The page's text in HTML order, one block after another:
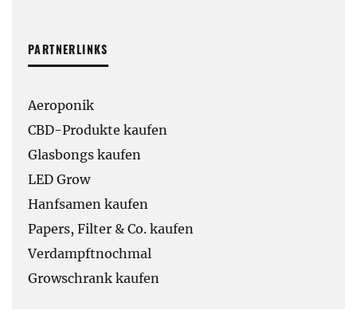
PARTNERLINKS
Aeroponik
CBD-Produkte kaufen
Glasbongs kaufen
LED Grow
Hanfsamen kaufen
Papers, Filter & Co. kaufen
Verdampftnochmal
Growschrank kaufen